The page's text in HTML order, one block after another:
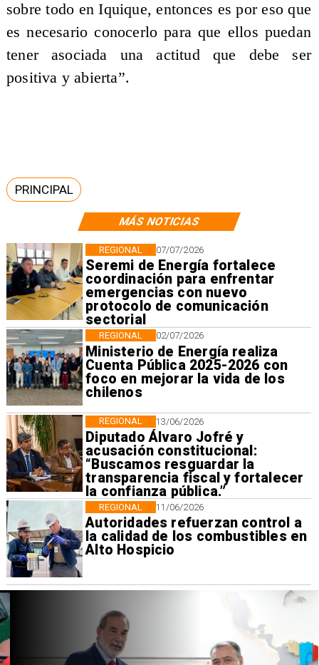
MÁS NOTICIAS
07/07/2026
Seremi de Energía fortalece
coordinación para enfrentar
emergencias con nuevo
protocolo de comunicación
sectorial
REGIONAL
02/07/2026
Ministerio de Energía realiza
Cuenta Pública 2025-2026 con
foco en mejorar la vida de los
chilenos
REGIONAL
13/06/2026
Diputado Álvaro Jofré y
acusación constitucional:
“Buscamos resguardar la
transparencia fiscal y fortalecer
la confianza pública.”
REGIONAL
11/06/2026
Autoridades refuerzan control a
la calidad de los combustibles en
Alto Hospicio
REGIONAL
sobre todo en Iquique, entonces es por eso que
es necesario conocerlo para que ellos puedan
tener asociada una actitud que debe ser
positiva y abierta”.
PRINCIPAL